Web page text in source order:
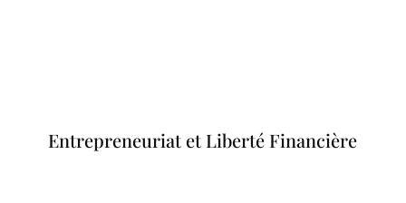
Entrepreneuriat et Liberté Financière